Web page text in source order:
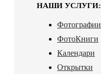
НАШИ УСЛУГИ:
Фотографии
ФотоКниги
Календари
Открытки